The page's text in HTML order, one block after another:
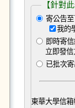
【針對
寄公告
我的
即時寄
立即發信
已批次
東華大學信箱